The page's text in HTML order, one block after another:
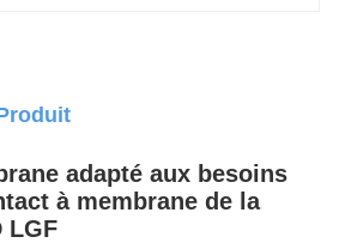
adapté aux besoins
à membrane de la
LGF